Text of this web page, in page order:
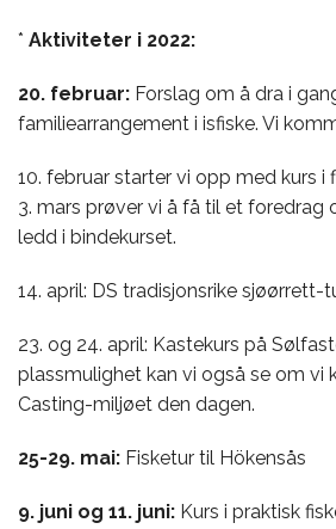
* Aktiviteter i 2022:
20. februar: Forslag om å dra i
familiearrangement i isfiske. Vi
10. februar starter vi opp med kurs i
3. mars prøver vi å få til et foredrag
ledd i bindekurset.
14. april: DS tradisjonsrike
23. og 24. april: Kastekurs på
plassmulighet kan vi også se om vi
Casting-miljøet den dagen.
25-29. mai: Fisketur til Hökensås
9. juni og 11. juni: Kurs i praktisk